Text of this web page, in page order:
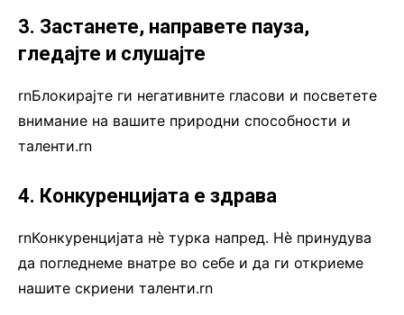
3. Застанете, направете пауза,
гледајте и слушајте
rnБлокирајте ги негативните гласови и посветете
внимание на вашите природни способности и
таленти.rn
4. Конкуренцијата е здрава
rnКонкуренцијата нè турка напред. Нè принудува
да погледнеме внатре во себе и да ги откриеме
нашите скриени таленти.rn